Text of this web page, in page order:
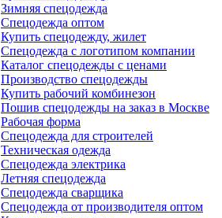
Зимняя спецодежда
Спецодежда оптом
Купить спецодежду, жилет
Спецодежда с логотипом компании
Каталог спецодежды с ценами
Производство спецодежды
Купить рабочий комбинезон
Пошив спецодежды на заказ в Москве
Рабочая форма
Спецодежда для строителей
Техническая одежда
Спецодежда электрика
Летняя спецодежда
Спецодежда сварщика
Спецодежда от производителя оптом